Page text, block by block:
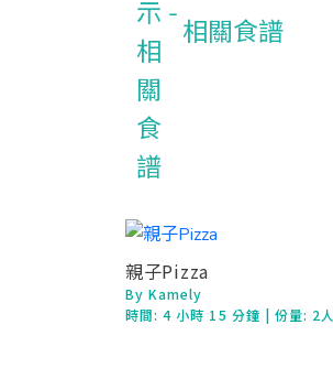
相關食譜
親子Pizza
By Kamely
時間:4 小時 15 分鐘 | 份量: 2人